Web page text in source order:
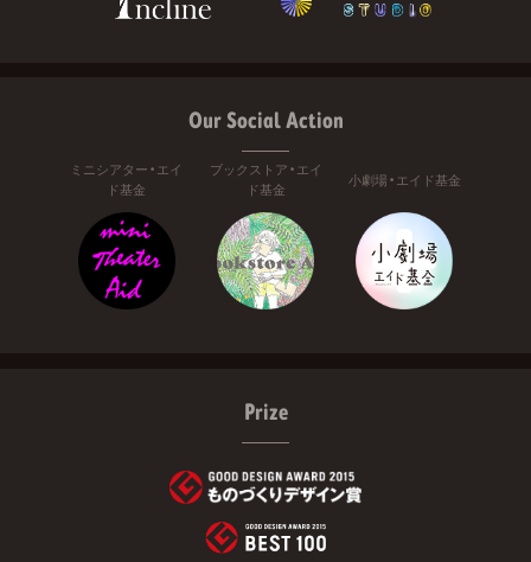
Our Social Action
ミニシアター・エイ
ド基金
ブックストア・エイ
ド基金
小劇場・エイド基金
Prize